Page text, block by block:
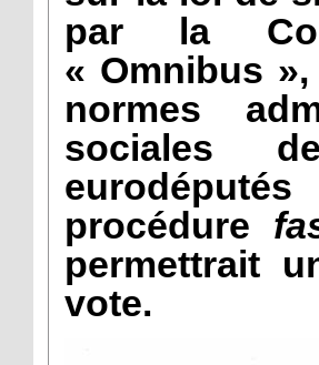
par la
« Omnibus
normes
sociales
procédure
permettrait
vote.